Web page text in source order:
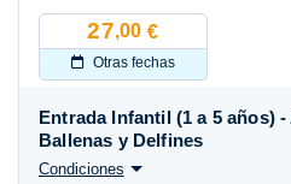
27,00 €
Otras fechas
Entrada Infantil (1 a 5 años)
Ballenas y Delfines
Condiciones